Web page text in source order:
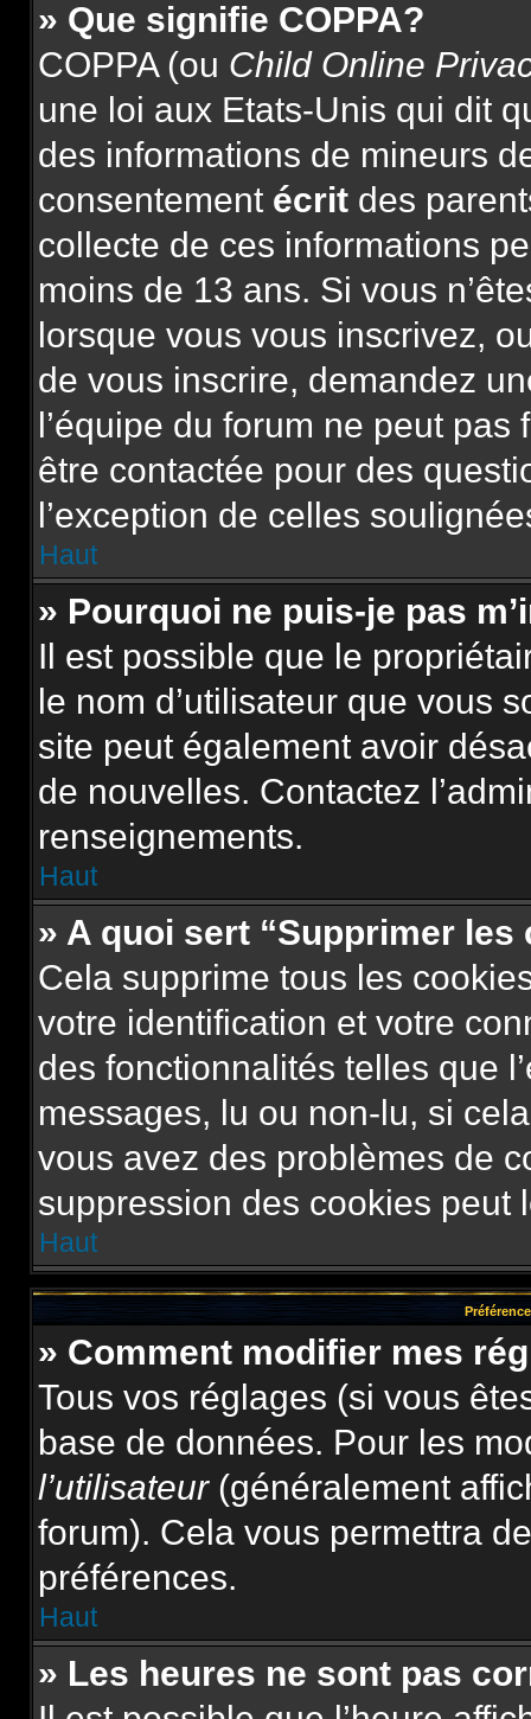
» Que signifie COPPA?
COPPA (ou Child Online
une loi aux Etats-Unis qui dit
des informations de mineurs
consentement écrit des
collecte de ces informations
moins de 13 ans. Si vous
lorsque vous vous inscrivez,
de vous inscrire, demandez
l’équipe du forum ne peut
être contactée pour des
l’exception de celles
Haut
» Pourquoi ne puis-je pas
Il est possible que le
le nom d’utilisateur que vous
site peut également avoir
de nouvelles. Contactez
renseignements.
Haut
» A quoi sert “Supprimer
Cela supprime tous les
votre identification et votre
des fonctionnalités telles que
messages, lu ou non-lu, si
vous avez des problèmes de
suppression des cookies peut
Haut
» Comment modifier mes
Tous vos réglages (si vous
base de données. Pour les
l’utilisateur(généralement
forum). Cela vous permettra
préférences.
Haut
» Les heures ne sont pas